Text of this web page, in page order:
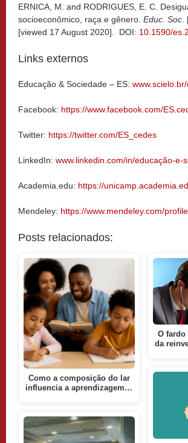
ERNICA, M. and RODRIGUES, E. C.
socioeconômico, raça e gênero. Educ. Soc
[viewed 17 August 2020]. DOI: 10.1590/
Links externos
Educação & Sociedade – ES:
Facebook: https://www.facebook.com/
Twitter: https://twitter.com/ES_cedes
LinkedIn: www.linkedin.com/in/educação-e-
Academia.edu: https://
Mendeley: https://www.mendeley.com/
Posts relacionados:
Como a composição do lar
influencia a aprendizagem…
O fardo
da